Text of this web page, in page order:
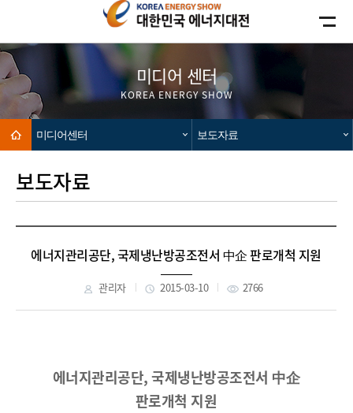
본문으로 가기
주메뉴로 가기
카피라이트로 가기
미디어 센터
KOREA ENERGY SHOW
미디어센터 보도자료
보도자료
에너지관리공단, 국제냉난방공조전서 中企 판로개척 지원
관리자 2015-03-10 2766
에너지관리공단, 국제냉난방공조전서 中企
판로개척 지원